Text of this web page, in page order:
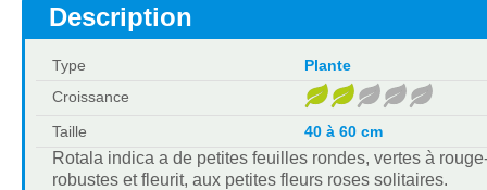
Description
Type
Plante
Croissance
Taille
40 à 60 cm
Rotala indica a de petites feuilles rondes, vertes à
robustes et fleurit, aux petites fleurs roses solitaires.